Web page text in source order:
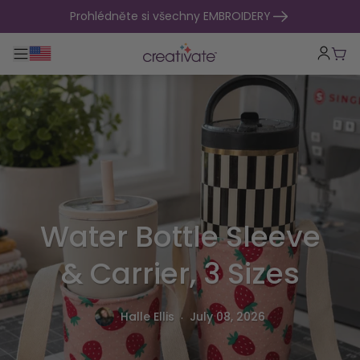
přejít na obsahProhlédněte si všechny EMBROIDERY
Přepnout hlavní navigaci
Water Bottle Sleeve
& Carrier, 3 Sizes
Halle Ellis . July 08, 2026